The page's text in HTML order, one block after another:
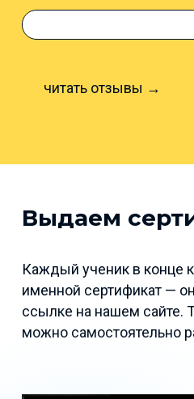
читать отзывы →
Выдаем
Каждый ученик в конце
именной сертификат —
ссылке на нашем сайте.
можно самостоятельно